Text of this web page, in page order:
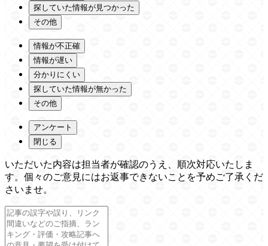
探していた情報が見つかった
その他
情報が不正確
情報が遅い
分かりにくい
探していた情報が無かった
その他
アンケート
閉じる
いただいた内容は担当者が確認のうえ、順次対応いたしま
す。個々のご意見にはお返事できないことを予めご了承くだ
さいませ。